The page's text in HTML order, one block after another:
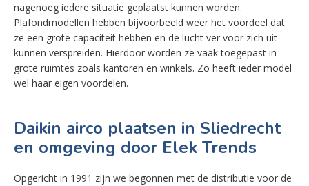
nagenoeg iedere situatie geplaatst kunnen worden.
Plafondmodellen hebben bijvoorbeeld weer het voordeel dat
ze een grote capaciteit hebben en de lucht ver voor zich uit
kunnen verspreiden. Hierdoor worden ze vaak toegepast in
grote ruimtes zoals kantoren en winkels. Zo heeft ieder model
wel haar eigen voordelen.
Daikin airco plaatsen in Sliedrecht
en omgeving door Elek Trends
Opgericht in 1991 zijn we begonnen met de distributie voor de